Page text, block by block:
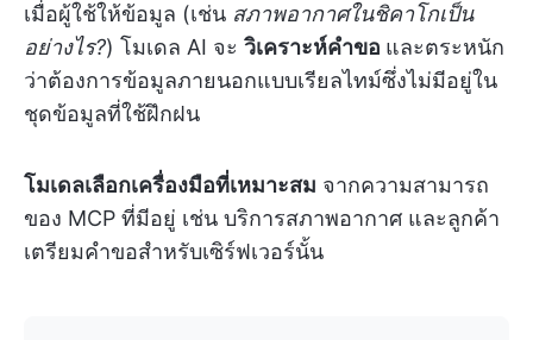
เมื่อผู้ใช้ให้ข้อมูล (เช่น สภาพอากาศในชิคาโกเป็น
อย่างไร?) โมเดล AI จะ วิเคราะห์คำขอ และตระหนัก
ว่าต้องการข้อมูลภายนอกแบบเรียลไทม์ซึ่งไม่มีอยู่ใน
ชุดข้อมูลที่ใช้ฝึกฝน
โมเดลเลือกเครื่องมือที่เหมาะสม จากความสามารถ
ของ MCP ที่มีอยู่ เช่น บริการสภาพอากาศ และลูกค้า
เตรียมคำขอสำหรับเซิร์ฟเวอร์นั้น